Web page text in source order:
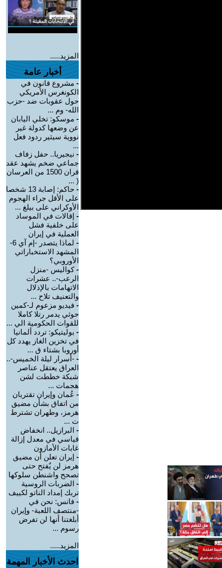
المزيد.....
أخبار عامة
- مشروع قانون في
الكونغرس الأمريكي
حول عقوبات ضد -حزب
الله- وم ...
- موسكو: تخلي اليابان
عن وضعها كدولة غير
نووية سيثير ردود فعل
...
- نيجيريا.. حفل زفاف
جماعي ضخم يشهد عقد
قران 1500 من العرسان
( ...
-
حاكم: إصابة 13 شخصا
على الأقل جراء الهجوم
الأوكراني على بيلغ ...
- إقالات في الموساد
على خلفية فشل
العملية في إيران
-
لماذا يتصدر -إم آي 6-
المشهد الاستخباراتي
الأوروبي؟
-كواليس -منزل
الرعب-.. عشرات
الاتهامات بالإذلال
والتعنيف تلاح ...
- فيديو مزعوم لـ-كمين
حوثي يدمر رتلا كاملا
للقوات الحكومية الي ...
- بوليتيكو: تردد ألمانيا
في تخزين الغاز يهدد كل
أوروبا بشتاء ق ...
- -أسرار ليلة الخميس-..
العراق يعتقل عناصر
شبكة خططت لشن
هجمات ...
- عُمان وإيران تقتربان
من اتفاق بشأن مضيق
هرمز، وطهران تشترط
ت ...
- البرازيل.. انخفاض
قياسي في معدل إزالة
غابات الأمازون
- إيران تعلن أن مضيق
هرمز لن يٌفتح حتى
تصحح واشنطن سلوكها
- الضربات الروسية
تربك إمداد الناتو لكييف
- فانس: نحن في
-منتصف اللعبة- وإيران
أبلغتنا أنها لن تفرض
رسوم ...
المزيد.....
احدث الأخبار المهمة